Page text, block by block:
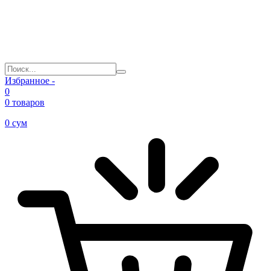
Избранное -
0
0 товаров
0 сум